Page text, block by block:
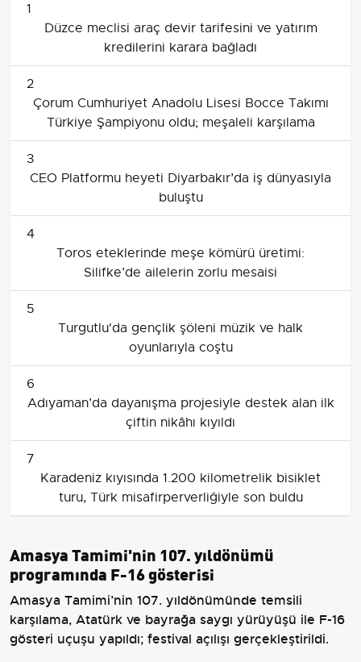
1
Düzce meclisi araç devir tarifesini ve yatırım
kredilerini karara bağladı
2
Çorum Cumhuriyet Anadolu Lisesi Bocce Takımı
Türkiye Şampiyonu oldu; meşaleli karşılama
3
CEO Platformu heyeti Diyarbakır’da iş dünyasıyla
buluştu
4
Toros eteklerinde meşe kömürü üretimi:
Silifke’de ailelerin zorlu mesaisi
5
Turgutlu'da gençlik şöleni müzik ve halk
oyunlarıyla coştu
6
Adıyaman’da dayanışma projesiyle destek alan ilk
çiftin nikâhı kıyıldı
7
Karadeniz kıyısında 1.200 kilometrelik bisiklet
turu, Türk misafirperverliğiyle son buldu
Amasya Tamimi'nin 107. yıldönümü
programında F-16 gösterisi
Amasya Tamimi’nin 107. yıldönümünde temsili
karşılama, Atatürk ve bayrağa saygı yürüyüşü ile F-16
gösteri uçuşu yapıldı; festival açılışı gerçekleştirildi.